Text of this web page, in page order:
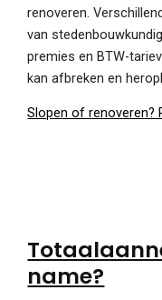
renoveren.
van
premies en BTW-
kan afbreken en
Slopen of renoveren?
name?